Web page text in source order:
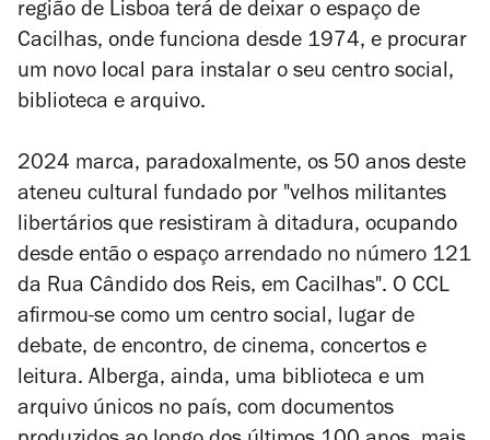
região de Lisboa terá de deixar o espaço de
Cacilhas, onde funciona desde 1974, e procurar
um novo local para instalar o seu centro social,
biblioteca e arquivo.
2024 marca, paradoxalmente, os 50 anos deste
ateneu cultural fundado por "velhos militantes
libertários que resistiram à ditadura, ocupando
desde então o espaço arrendado no número 121
da Rua Cândido dos Reis, em Cacilhas". O CCL
afirmou-se como um centro social, lugar de
debate, de encontro, de cinema, concertos e
leitura. Alberga, ainda, uma biblioteca e um
arquivo únicos no país, com documentos